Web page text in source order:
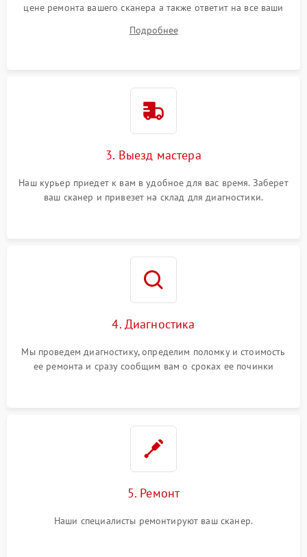
цене ремонта вашего сканера а также ответит на все ваши
Подробнее
3. Выезд мастера
Наш курьер приедет к вам в удобное для вас время. Заберет
ваш сканер и привезет на склад для диагностики.
4. Диагностика
Мы проведем диагностику, определим поломку и стоимость
ее ремонта и сразу сообщим вам о сроках ее починки
5. Ремонт
Наши специалисты ремонтируют ваш сканер.